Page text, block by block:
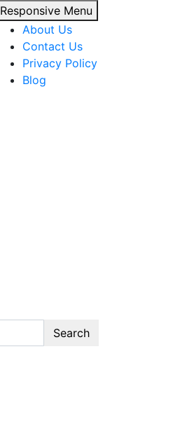
Responsive Menu
About Us
Contact Us
Privacy Policy
Blog
Search